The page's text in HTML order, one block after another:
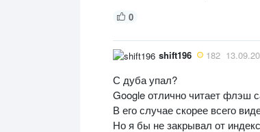
0
shift196 182
С дуба упал?
Google отлично читает флэш
В его случае скорее всего
Но я бы не закрывал от